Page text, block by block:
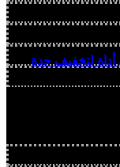
أداة لتخفيف حدة